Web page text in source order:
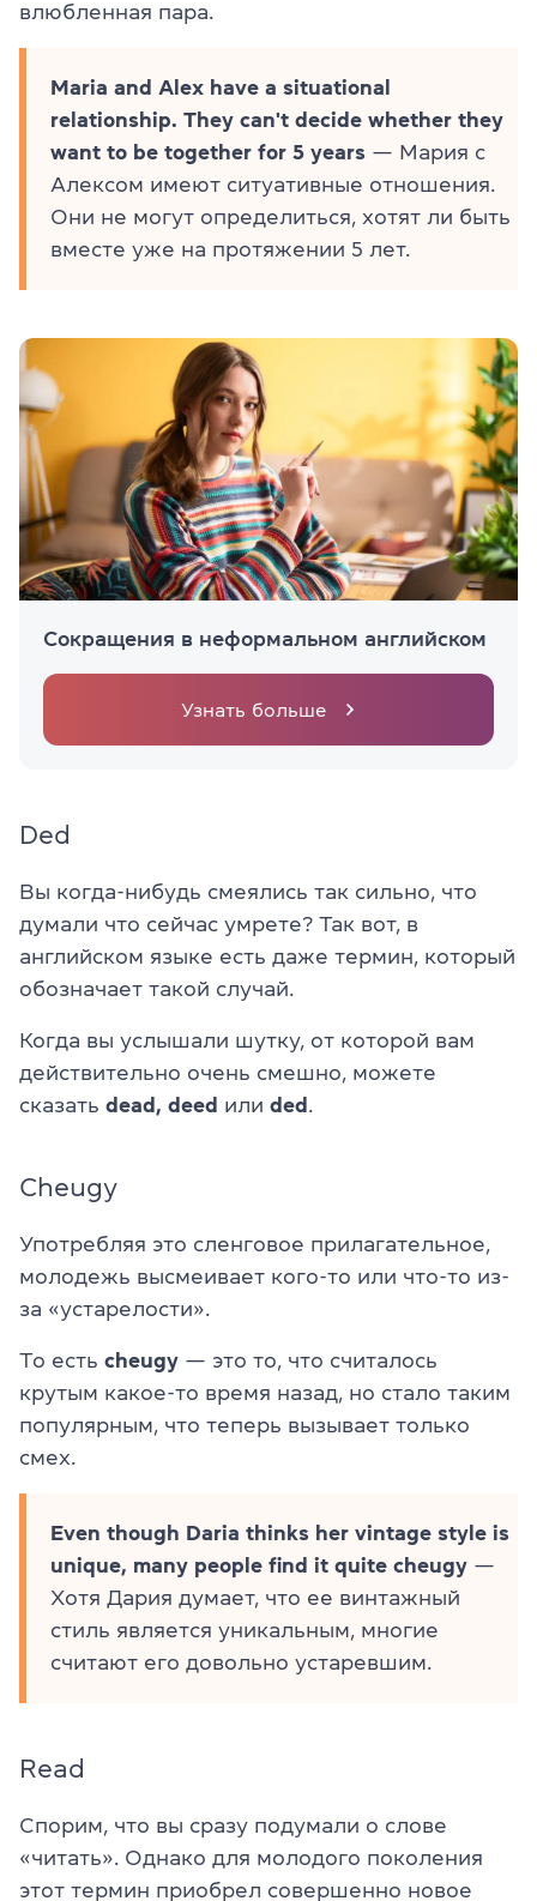
влюбленная пара.
Maria and Alex have a situational
relationship. They can't decide whether they
want to be together for 5 years — Мария с
Алексом имеют ситуативные отношения.
Они не могут определиться, хотят ли быть
вместе уже на протяжении 5 лет.
Сокращения в неформальном английском
Узнать больше
Ded
Вы когда-нибудь смеялись так сильно, что
думали что сейчас умрете? Так вот, в
английском языке есть даже термин, который
обозначает такой случай.
Когда вы услышали шутку, от которой вам
действительно очень смешно, можете
сказать dead, deed или ded .
Cheugy
Употребляя это сленговое прилагательное,
молодежь высмеивает кого-то или что-то из-
за «устарелости».
То есть cheugy — это то, что считалось
крутым какое-то время назад, но стало таким
популярным, что теперь вызывает только
смех.
Even though Daria thinks her vintage style is
unique, many people find it quite cheugy —
Хотя Дария думает, что ее винтажный
стиль является уникальным, многие
считают его довольно устаревшим.
Read
Спорим, что вы сразу подумали о слове
«читать». Однако для молодого поколения
этот термин приобрел совершенно новое